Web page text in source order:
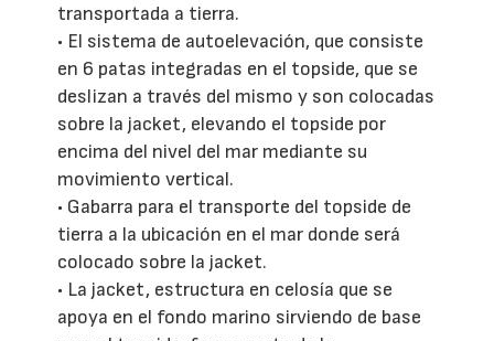
transportada a tierra.
• El sistema de autoelevación, que consiste
en 6 patas integradas en el topside, que se
deslizan a través del mismo y son colocadas
sobre la jacket, elevando el topside por
encima del nivel del mar mediante su
movimiento vertical.
• Gabarra para el transporte del topside de
tierra a la ubicación en el mar donde será
colocado sobre la jacket.
• La jacket, estructura en celosía que se
apoya en el fondo marino sirviendo de base